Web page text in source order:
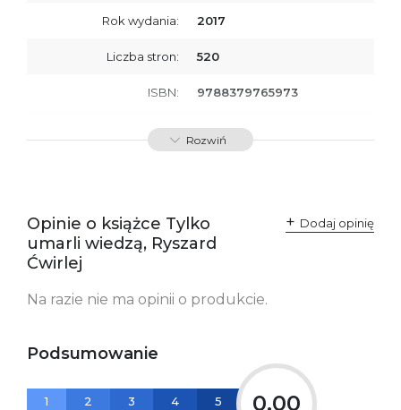
Rok wydania: 2017
Liczba stron: 520
ISBN: 9788379765973
Producent / Osoby
odpowiedzialne za
Wydawnictwo Poznańskie
Sp. z o.o.
Ostrzeżenia oraz
informacje dotyczące
Załącznik PDF
Rozwiń
Opinie o książce Tylko
umarli wiedzą, Ryszard
Ćwirlej
Dodaj opinię
Na razie nie ma opinii o produkcie.
Podsumowanie
1 2 3 4 5 0,00